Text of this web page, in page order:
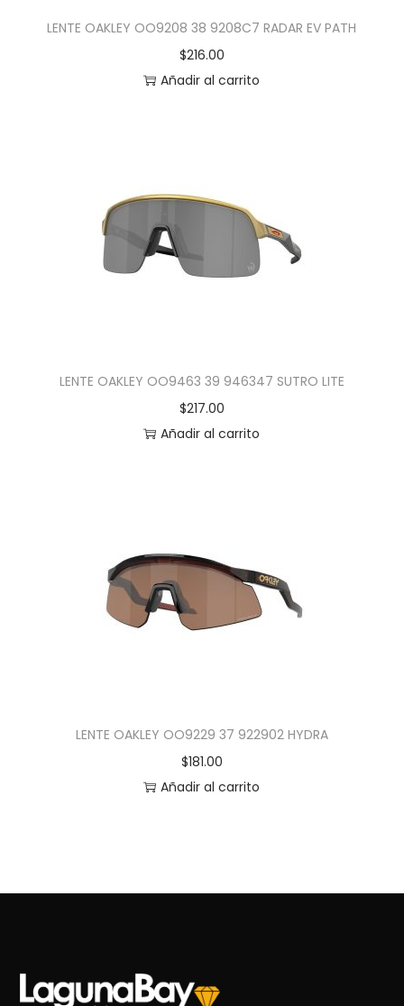
LENTE OAKLEY OO9208 38 9208C7 RADAR EV PATH
$216.00
Añadir al carrito
LENTE OAKLEY OO9463 39 946347 SUTRO LITE
$217.00
Añadir al carrito
LENTE OAKLEY OO9229 37 922902 HYDRA
$181.00
Añadir al carrito